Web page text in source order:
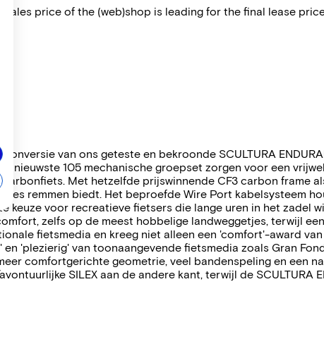
price of the (web)shop is leading for the final lease
van ons geteste en bekroonde SCULTURA
nieuwste 105 mechanische groepset zorgen voor een
Met hetzelfde prijswinnende CF3 carbon frame
remmen biedt. Het beproefde Wire Port kabelsysteem
keuze voor recreatieve fietsers die lange uren in het
zelfs op de meest hobbelige landweggetjes, terwijl
fietsmedia en kreeg niet alleen een 'comfort'-award
'plezierig' van toonaangevende fietsmedia zoals Gran
comfortgerichte geometrie, veel bandenspeling en een
SILEX aan de andere kant, terwijl de